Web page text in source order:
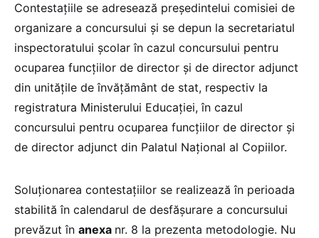
Contestațiile se adresează președintelui comisiei de
organizare a concursului și se depun la secretariatul
inspectoratului școlar în cazul concursului pentru
ocuparea funcțiilor de director și de director adjunct
din unitățile de învățământ de stat, respectiv la
registratura Ministerului Educației, în cazul
concursului pentru ocuparea funcțiilor de director și
de director adjunct din Palatul Național al Copiilor.
Soluționarea contestațiilor se realizează în perioada
stabilită în calendarul de desfășurare a concursului
prevăzut în anexa nr. 8 la prezenta metodologie. Nu